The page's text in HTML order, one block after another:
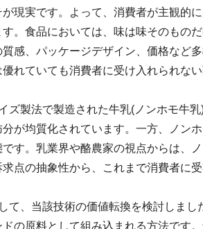
現実です。よって、消費者が主観的
。食品においては、味は味そのものだ
感、パッケージデザイン、価格など
れていても消費者に受け入れられな
ズ製法で製造された牛乳(ノンホモ牛
が均質化されています。一方、ノン
す。乳業界や酪農家の視点からは、
点の抽象性から、これまで消費者に
て、当該技術の価値転換を検討しまし
の原料として組み込まれる方法です